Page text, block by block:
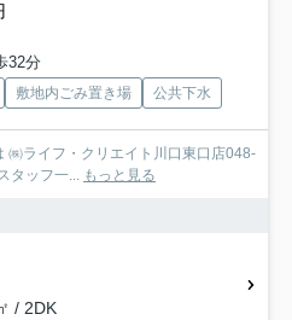
32分
敷地内ごみ置き場 公共下水
㈱ライフ・クリエイト川口東口店048-
タッフ一... もっと見る
/ 2DK